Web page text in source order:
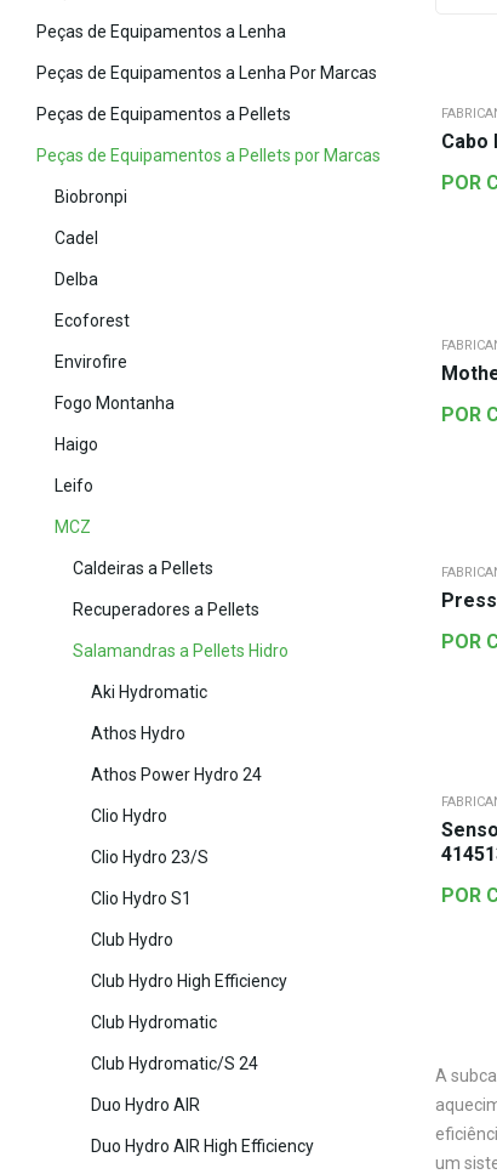
Cabo
POR
POR
POR
POR
A
um
Peças de Equipamentos a Lenha
Peças de Equipamentos a Lenha Por Marcas
Peças de Equipamentos a Pellets
Peças de Equipamentos a Pellets por Marcas
Biobronpi
Cadel
Delba
Ecoforest
Envirofire
Fogo Montanha
Haigo
Leifo
MCZ
Caldeiras a Pellets
Recuperadores a Pellets
Salamandras a Pellets Hidro
Aki Hydromatic
Athos Hydro
Athos Power Hydro 24
Clio Hydro
Clio Hydro 23/S
Clio Hydro S1
Club Hydro
Club Hydro High Efficiency
Club Hydromatic
Club Hydromatic/S 24
Duo Hydro AIR
Duo Hydro AIR High Efficiency